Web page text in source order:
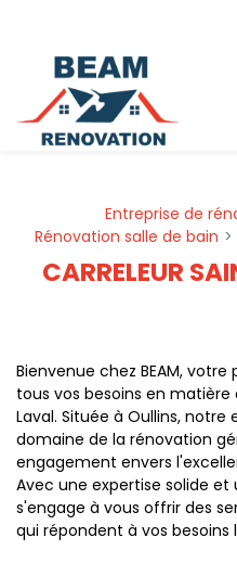
Entreprise de
Rénovation salle de bain
CARRELEUR
Bienvenue chez BEAM,
tous vos besoins en
Laval. Située à Oullins,
domaine de la rénovation
engagement envers
Avec une expertise solide et
s'engage à vous offrir des
qui répondent à vos besoins